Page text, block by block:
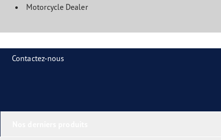
Motorcycle Dealer
Contactez-nous